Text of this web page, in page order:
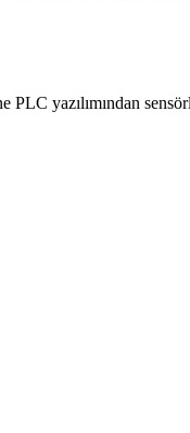
yazılımından